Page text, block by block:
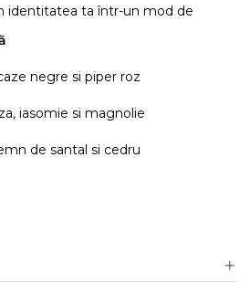
identitatea ta într-un mod de
negre si piper roz
iasomie si magnolie
de santal si cedru